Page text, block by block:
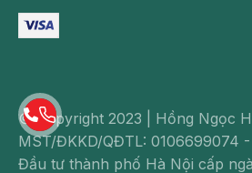
© Copyright 2023 | Hồng Ngọc
MST/ĐKKD/QĐTL: 0106699074
Đầu tư thành phố Hà Nội cấp